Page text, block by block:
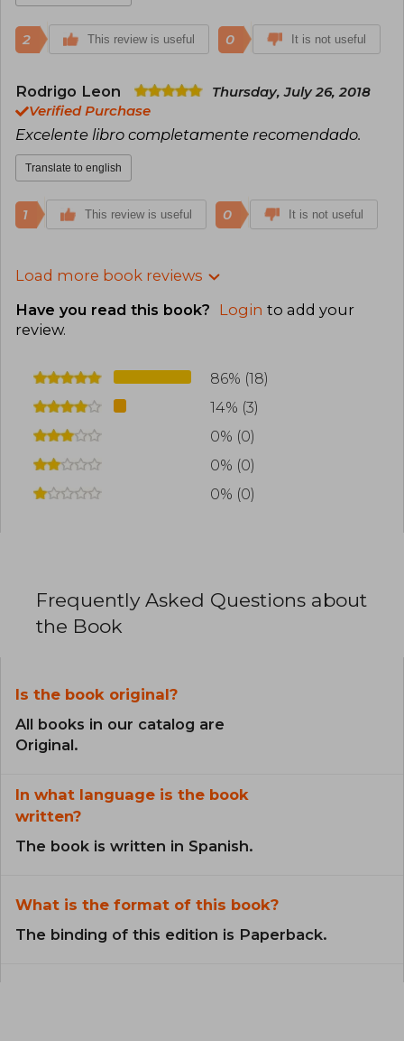
2 This review is useful 0 It is not useful
Rodrigo Leon
Thursday, July 26, 2018
Verified Purchase
Excelente libro completamente recomendado.
Translate to english
1 This review is useful 0 It is not useful
Load more book reviews
Have you read this book? Login to add your
review.
86% (18)
14% (3)
0% (0)
0% (0)
0% (0)
Frequently Asked Questions about
the Book
Is the book original?
All books in our catalog are
Original.
In what language is the book
written?
The book is written in Spanish.
What is the format of this book?
The binding of this edition is Paperback.